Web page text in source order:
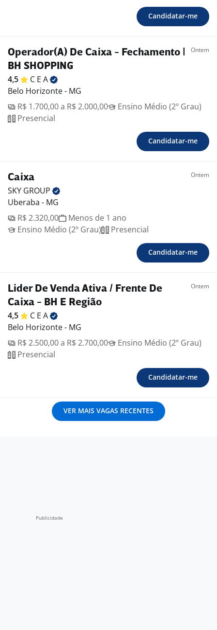
Candidatar-me
Operador(A) De Caixa - Fechamento |
BH SHOPPING
Ontem
4,5 C E A
Belo Horizonte - MG
R$ 1.700,00 a R$ 2.000,00
Ensino Médio (2º Grau)
Presencial
Candidatar-me
Caixa Ontem
SKY GROUP
Uberaba - MG
R$ 2.320,00
Menos de 1 ano
Ensino Médio (2º Grau)
Presencial
Candidatar-me
Lider De Venda Ativa / Frente De
Caixa - BH E Região
Ontem
4,5 C E A
Belo Horizonte - MG
R$ 2.500,00 a R$ 2.700,00
Ensino Médio (2º Grau)
Presencial
Candidatar-me
VER MAIS VAGAS RECENTES